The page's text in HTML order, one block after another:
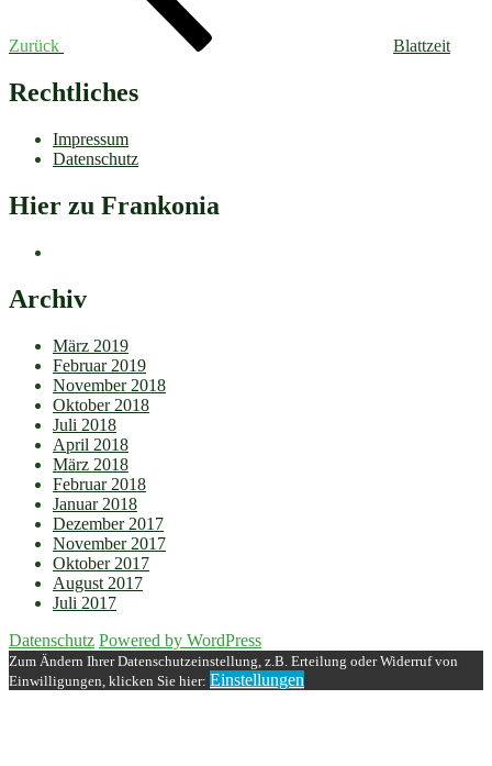
Zurück Blattzeit
Rechtliches
Impressum
Datenschutz
Hier zu Frankonia
Archiv
März 2019
Februar 2019
November 2018
Oktober 2018
Juli 2018
April 2018
März 2018
Februar 2018
Januar 2018
Dezember 2017
November 2017
Oktober 2017
August 2017
Juli 2017
Datenschutz Powered by WordPress
Zum Ändern Ihrer Datenschutzeinstellung, z.B. Erteilung oder Widerruf von
Einwilligungen, klicken Sie hier: Einstellungen